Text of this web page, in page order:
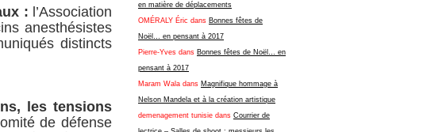
en matière de déplacements
OMÉRALY Éric dans Bonnes fêtes de
Noël… en pensant à 2017
Pierre-Yves dans Bonnes fêtes de Noël… en
pensant à 2017
Maram Wala dans Magnifique hommage à
Nelson Mandela et à la création artistique
demenagement tunisie dans Courrier de
: l’Association
anesthésistes
distincts
les tensions
de défense